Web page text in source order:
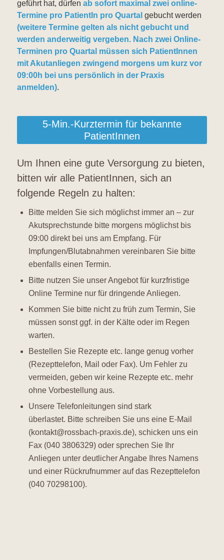
geführt hat, dürfen ab sofort maximal zwei online-
Termine pro PatientIn pro Quartal gebucht werden
(weitere Termine gelten als nicht gebucht und
werden anderweitig vergeben. Nach zwei Online-
Terminen pro Quartal müssen sich PatientInnen
mit Akutanliegen zwingend morgens um kurz vor
09:00h bei uns persönlich in der Praxis
anmelden).
5-Min.-Kurztermin für bekannte
PatientInnen
Um Ihnen eine gute Versorgung zu bieten,
bitten wir alle PatientInnen, sich an
folgende Regeln zu halten:
Bitte melden Sie sich möglichst immer an – zur
Akutsprechstunde bitte morgens möglichst bis
09:00 direkt bei uns am Empfang. Für
Impfungen/Blutabnahmen vereinbaren Sie bitte
ebenfalls einen Termin.
Bitte nutzen Sie unser Angebot für kurzfristige
Online Termine nur für dringende Anliegen.
Kommen Sie bitte nicht zu früh zum Termin, Sie
müssen sonst ggf. in der Kälte oder im Regen
warten.
Bestellen Sie Rezepte etc. lange genug vorher
(Rezepttelefon, Mail oder Fax). Um Fehler zu
vermeiden, geben wir keine Rezepte etc. mehr
ohne Vorbestellung aus.
Unsere Telefonleitungen sind stark
überlastet. Bitte schreiben Sie uns eine E-Mail
(kontakt@rossbach-praxis.de), schicken uns ein
Fax (040 3806329) oder sprechen Sie Ihr
Anliegen unter deutlicher Angabe Ihres Namens
und einer Rückrufnummer auf das Rezepttelefon
(040 70298100).